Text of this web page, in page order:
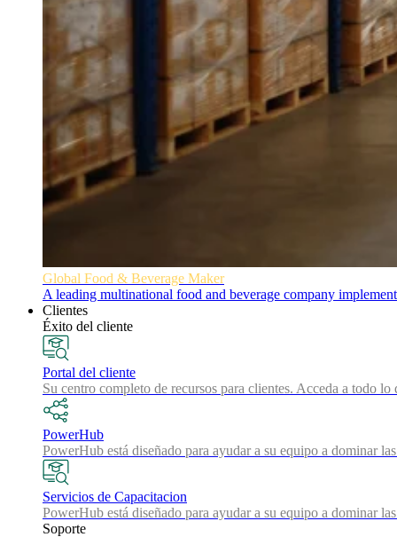
Global Food & Beverage Maker
A leading multinational food and beverage company
Clientes
Éxito del cliente
Portal del cliente
Su centro completo de recursos para clientes. Acceda a todo
PowerHub
PowerHub está diseñado para ayudar a su equipo a dominar
Servicios de Capacitacion
PowerHub está diseñado para ayudar a su equipo a dominar
Soporte